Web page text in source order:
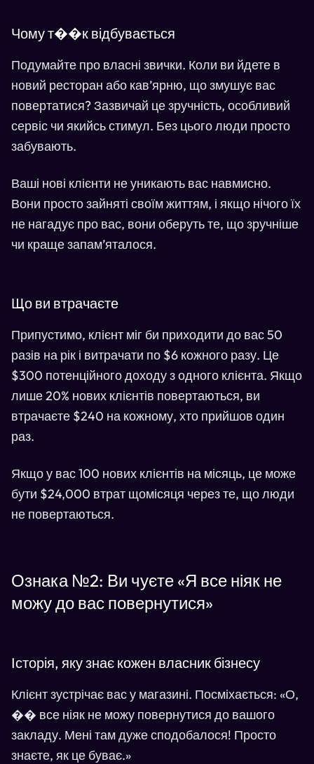
Чому т��к відбувається
Подумайте про власні звички. Коли ви йдете в
новий ресторан або кав’ярню, що змушує вас
повертатися? Зазвичай це зручність, особливий
сервіс чи якийсь стимул. Без цього люди просто
забувають.
Ваші нові клієнти не уникають вас навмисно.
Вони просто зайняті своїм життям, і якщо нічого їх
не нагадує про вас, вони оберуть те, що зручніше
чи краще запам’яталося.
Що ви втрачаєте
Припустимо, клієнт міг би приходити до вас 50
разів на рік і витрачати по $6 кожного разу. Це
$300 потенційного доходу з одного клієнта. Якщо
лише 20% нових клієнтів повертаються, ви
втрачаєте $240 на кожному, хто прийшов один
раз.
Якщо у вас 100 нових клієнтів на місяць, це може
бути $24,000 втрат щомісяця через те, що люди
не повертаються.
Ознака №2: Ви чуєте «Я все ніяк не
можу до вас повернутися»
Історія, яку знає кожен власник бізнесу
Клієнт зустрічає вас у магазині. Посміхається: «О,
�� все ніяк не можу повернутися до вашого
закладу. Мені там дуже сподобалося! Просто
знаєте, як це буває.»